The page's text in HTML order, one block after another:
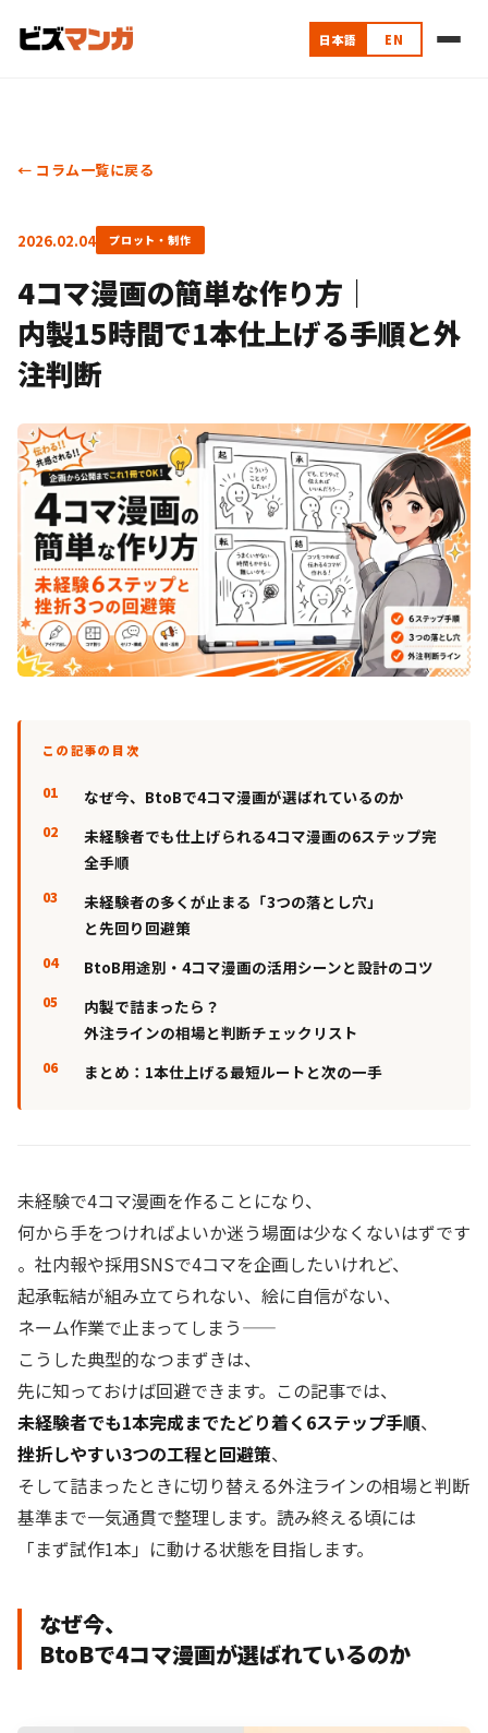
日本語 EN
← コラム一覧に戻る
2026.02.04 プロット・制作
4コマ漫画の簡単な作り方｜
内製15時間で1本仕上げる手順と外
注判断
この記事の目次
なぜ今、BtoBで4コマ漫画が選ばれているのか
未経験者でも仕上げられる4コマ漫画の6ステップ完
全手順
未経験者の多くが止まる「3つの落とし穴」
と先回り回避策
BtoB用途別・4コマ漫画の活用シーンと設計のコツ
内製で詰まったら？
外注ラインの相場と判断チェックリスト
まとめ：1本仕上げる最短ルートと次の一手
未経験で4コマ漫画を作ることになり、
何から手をつければよいか迷う場面は少なくないはずです
。社内報や採用SNSで4コマを企画したいけれど、
起承転結が組み立てられない、絵に自信がない、
ネーム作業で止まってしまう——
こうした典型的なつまずきは、
先に知っておけば回避できます。この記事では、
未経験者でも1本完成までたどり着く6ステップ手順、
挫折しやすい3つの工程と回避策、
そして詰まったときに切り替える外注ラインの相場と判断
基準まで一気通貫で整理します。読み終える頃には
「まず試作1本」に動ける状態を目指します。
なぜ今、
BtoBで4コマ漫画が選ばれているのか